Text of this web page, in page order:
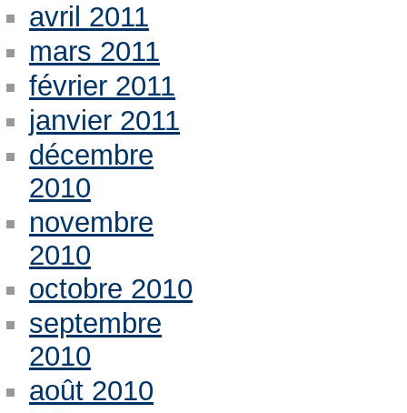
avril 2011
mars 2011
février 2011
janvier 2011
décembre
2010
novembre
2010
octobre 2010
septembre
2010
août 2010